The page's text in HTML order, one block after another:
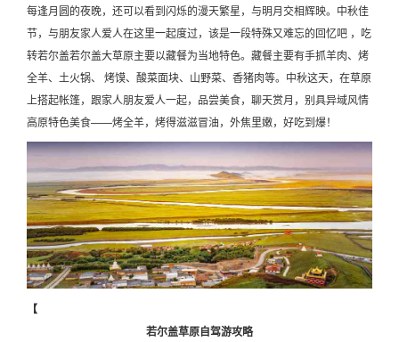
每逢月圆的夜晚，还可以看到闪烁的漫天繁星，与明月交相辉映。中秋佳
节，与朋友家人爱人在这里一起度过，该是一段特殊又难忘的回忆吧 ，吃
转若尔盖若尔盖大草原主要以藏餐为当地特色。藏餐主要有手抓羊肉、烤
全羊、土火锅、 烤馍、酸菜面块、山野菜、香猪肉等。中秋这天，在草原
上搭起帐篷，跟家人朋友爱人一起，品尝美食，聊天赏月，别具异域风情
高原特色美食——烤全羊，烤得滋滋冒油，外焦里嫩，好吃到爆！
【
若尔盖草原自驾游攻略